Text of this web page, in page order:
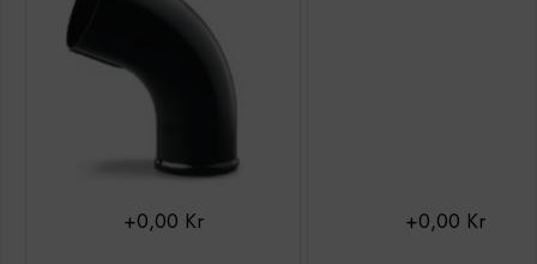
+0,00 Kr +0,00 Kr